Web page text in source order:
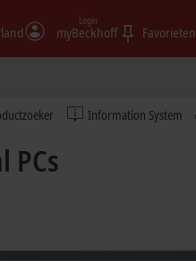
myBeckhoff
Login
Favorieten
Information System
PCs